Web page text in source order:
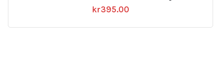
kr395.00